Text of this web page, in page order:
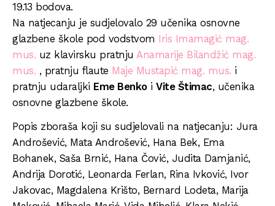
19.13 bodova.
Na natjecanju je sudjelovalo 29 učenika osnovne
glazbene škole pod vodstvom
Iris Imamagić mag.
mus. uz klavirsku pratnju Anamarije Bilandžić mag.
mus. , pratnju flaute Maje Mustapić mag. mus. i
pratnju udaraljki Eme Benkoi Vite Štimac, učenika
osnovne glazbene škole.
Popis zboraša koji su sudjelovali na natjecanju: Jura
Androšević, Mata Androšević, Hana Bek, Ema
Bohanek, Saša Brnić, Hana Čović, Judita Damjanić,
Andrija Dorotić, Leonarda Ferlan, Rina Ivković, Ivor
Jakovac, Magdalena Krišto, Bernard Lodeta, Marija